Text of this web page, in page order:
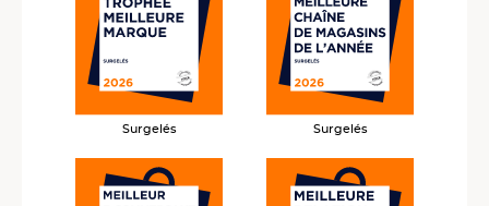
Surgelés Surgelés